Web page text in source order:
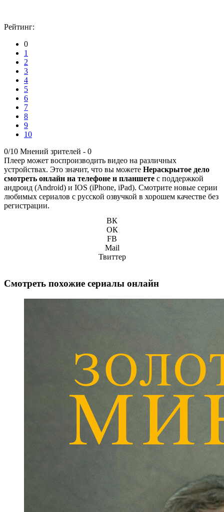
Рейтинг:
0
1
2
3
4
5
6
7
8
9
10
0/10 Мнений зрителей - 0
Плеер может воспроизводить видео на различных
устройствах. Это значит, что вы можете Нераскрытое дело
смотреть онлайн на телефоне и планшете с поддержкой
андроид (Android) и IOS (iPhone, iPad). Смотрите новые серии
любимых сериалов с русской озвучкой в хорошем качестве без
регистрации.
ВК
ОК
FB
Mail
Твиттер
Смотреть похожие сериалы онлайн